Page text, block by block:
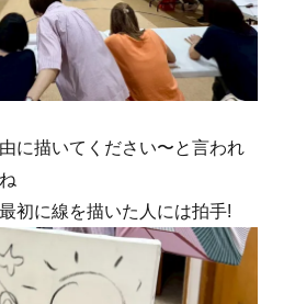
に描いてください〜と言われ
初に線を描いた人には拍手!